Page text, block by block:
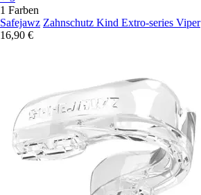
1 Farben
Safejawz Zahnschutz Kind Extro-series Viper
16,90 €